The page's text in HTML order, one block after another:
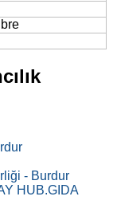
- Burdur
HUB.GIDA